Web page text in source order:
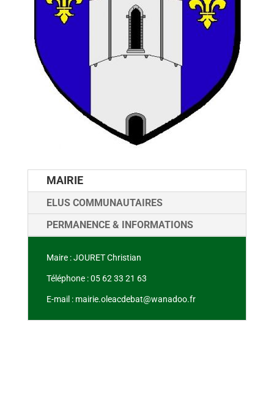
MAIRIE
ELUS COMMUNAUTAIRES
PERMANENCE & INFORMATIONS
Maire : JOURET Christian
Téléphone : 05 62 33 21 63
E-mail : mairie.oleacdebat@wanadoo.fr